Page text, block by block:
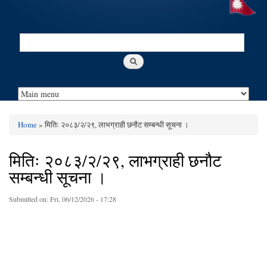
Search
Home» मितिः २०८३/२/२९, लाभग्राही छनौट सम्बन्धी सूचना ।
मितिः २०८३/२/२९, लाभग्राही छनौट
सम्बन्धी सूचना ।
Submitted on:Fri, 06/12/2026 - 17:28